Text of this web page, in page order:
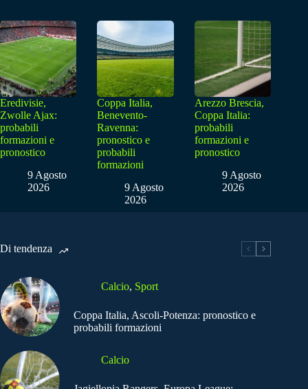
Eredivisie,
Zwolle Ajax:
probabili
formazioni e
pronostico
9 Agosto
2026
Coppa Italia,
Benevento-
Ravenna:
pronostico e
probabili
formazioni
9 Agosto
2026
Arezzo Brescia,
Coppa Italia:
probabili
formazioni e
pronostico
9 Agosto
2026
Di tendenza
Calcio, Sport
Coppa Italia, Ascoli-Potenza: pronostico e
probabili formazioni
Calcio